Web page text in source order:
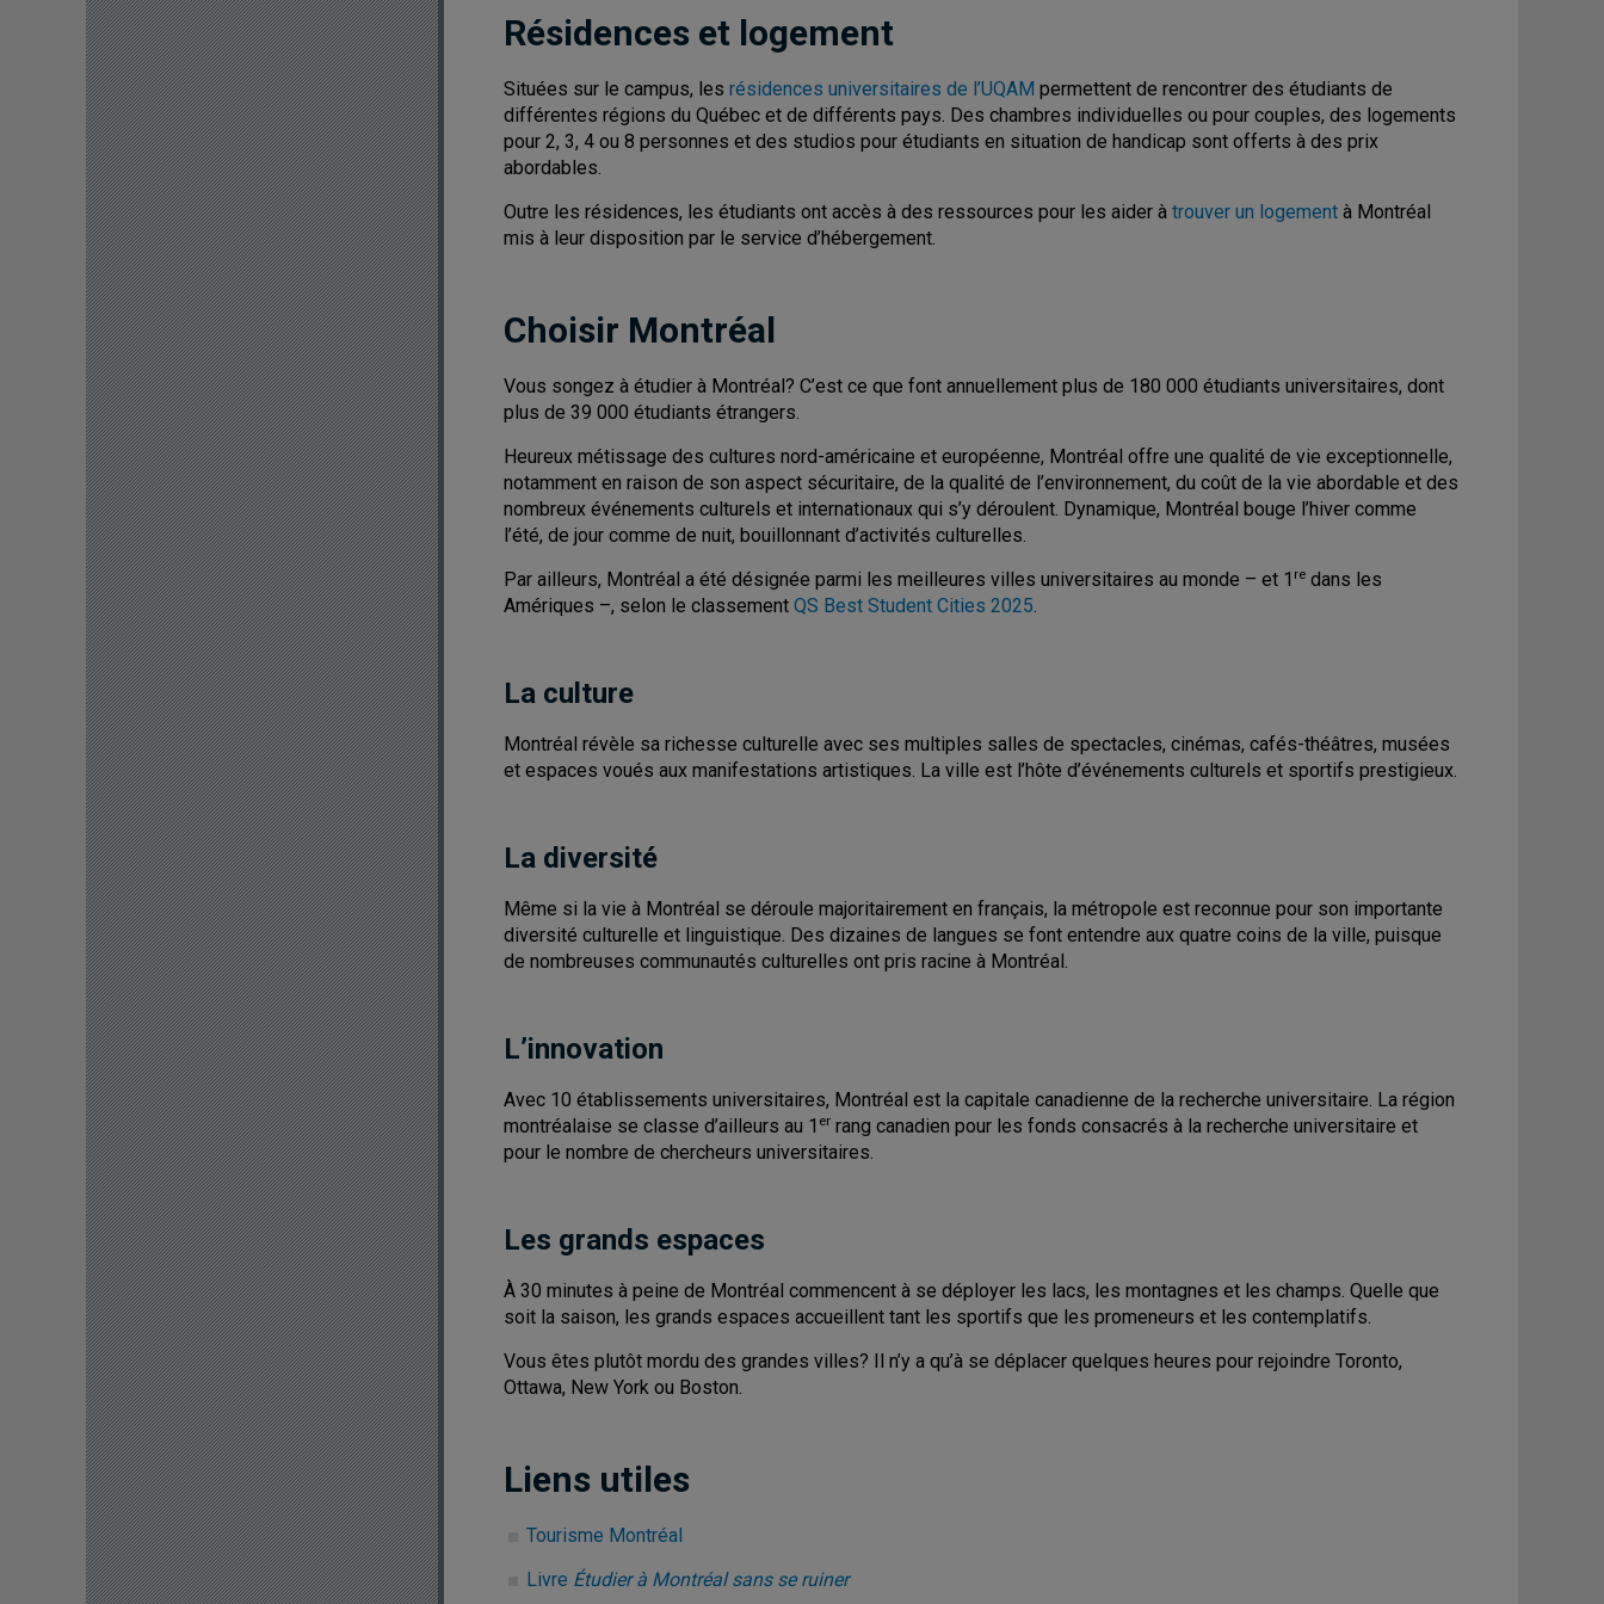
Résidences et logement
Situées sur le campus, les résidences universitaires de l’UQAM permettent de rencontrer des étudiants de
différentes régions du Québec et de différents pays. Des chambres individuelles ou pour couples, des logements
pour 2, 3, 4 ou 8 personnes et des studios pour étudiants en situation de handicap sont offerts à des prix
abordables.
Outre les résidences, les étudiants ont accès à des ressources pour les aider à trouver un logement à Montréal
mis à leur disposition par le service d’hébergement.
Choisir Montréal
Vous songez à étudier à Montréal? C’est ce que font annuellement plus de 180 000 étudiants universitaires, dont
plus de 39 000 étudiants étrangers.
Heureux métissage des cultures nord-américaine et européenne, Montréal offre une qualité de vie exceptionnelle,
notamment en raison de son aspect sécuritaire, de la qualité de l’environnement, du coût de la vie abordable et des
nombreux événements culturels et internationaux qui s’y déroulent. Dynamique, Montréal bouge l’hiver comme
l’été, de jour comme de nuit, bouillonnant d’activités culturelles.
Par ailleurs, Montréal a été désignée parmi les meilleures villes universitaires au monde – et 1 re dans les
Amériques –, selon le classement QS Best Student Cities 2025.
La culture
Montréal révèle sa richesse culturelle avec ses multiples salles de spectacles, cinémas, cafés-théâtres, musées
et espaces voués aux manifestations artistiques. La ville est l’hôte d’événements culturels et sportifs prestigieux.
La diversité
Même si la vie à Montréal se déroule majoritairement en français, la métropole est reconnue pour son importante
diversité culturelle et linguistique. Des dizaines de langues se font entendre aux quatre coins de la ville, puisque
de nombreuses communautés culturelles ont pris racine à Montréal.
L’innovation
Avec 10 établissements universitaires, Montréal est la capitale canadienne de la recherche universitaire. La région
montréalaise se classe d’ailleurs au 1 er rang canadien pour les fonds consacrés à la recherche universitaire et
pour le nombre de chercheurs universitaires.
Les grands espaces
À 30 minutes à peine de Montréal commencent à se déployer les lacs, les montagnes et les champs. Quelle que
soit la saison, les grands espaces accueillent tant les sportifs que les promeneurs et les contemplatifs.
Vous êtes plutôt mordu des grandes villes? Il n’y a qu’à se déplacer quelques heures pour rejoindre Toronto,
Ottawa, New York ou Boston.
Liens utiles
Tourisme Montréal
Livre Étudier à Montréal sans se ruiner